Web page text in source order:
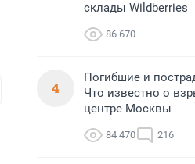
склады Wildberries
86 670
4
Погибшие и
Что известно о
центре Москвы
84 470 216